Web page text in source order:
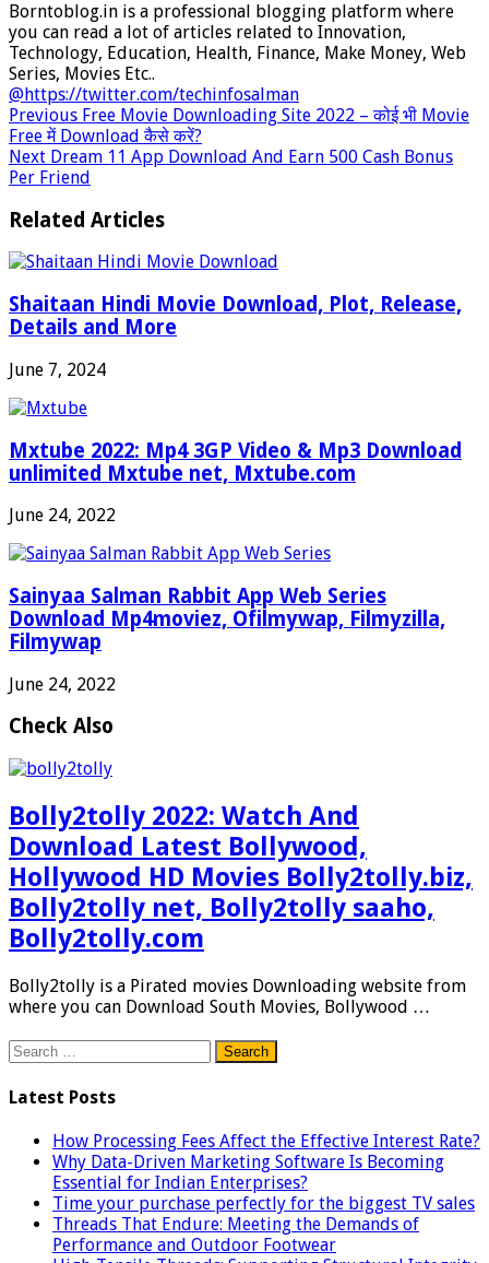
Borntoblog.in is a professional blogging platform where
you can read a lot of articles related to Innovation,
Technology, Education, Health, Finance, Make Money, Web
Series, Movies Etc..
@https://twitter.com/techinfosalman
Previous Free Movie Downloading Site 2022 – कोई भी Movie
Free में Download कैसे करें?
Next Dream 11 App Download And Earn 500 Cash Bonus
Per Friend
Related Articles
Shaitaan Hindi Movie Download, Plot, Release,
Details and More
June 7, 2024
Mxtube 2022: Mp4 3GP Video & Mp3 Download
unlimited Mxtube net, Mxtube.com
June 24, 2022
Sainyaa Salman Rabbit App Web Series
Download Mp4moviez, Ofilmywap, Filmyzilla,
Filmywap
June 24, 2022
Check Also
Bolly2tolly 2022: Watch And
Download Latest Bollywood,
Hollywood HD Movies Bolly2tolly.biz,
Bolly2tolly net, Bolly2tolly saaho,
Bolly2tolly.com
Bolly2tolly is a Pirated movies Downloading website from
where you can Download South Movies, Bollywood …
Search
Latest Posts
How Processing Fees Affect the Effective Interest Rate?
Why Data-Driven Marketing Software Is Becoming
Essential for Indian Enterprises?
Time your purchase perfectly for the biggest TV sales
Threads That Endure: Meeting the Demands of
Performance and Outdoor Footwear